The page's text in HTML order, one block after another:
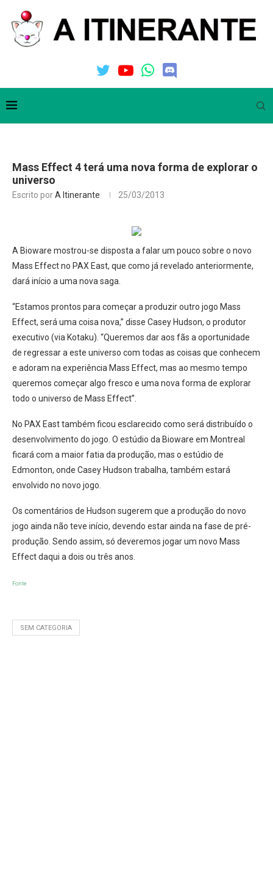
Mass Effect 4 terá uma nova forma de explorar o
universo
Escrito porA Itinerante 25/03/2013
A Bioware mostrou-se disposta a falar um pouco sobre o novo
Mass Effect no PAX East, que como já revelado anteriormente,
dará início a uma nova saga.
“Estamos prontos para começar a produzir outro jogo Mass
Effect, será uma coisa nova,” disse Casey Hudson, o produtor
executivo (via Kotaku). “Queremos dar aos fãs a oportunidade
de regressar a este universo com todas as coisas que conhecem
e adoram na experiência Mass Effect, mas ao mesmo tempo
queremos começar algo fresco e uma nova forma de explorar
todo o universo de Mass Effect”.
No PAX East também ficou esclarecido como será distribuído o
desenvolvimento do jogo. O estúdio da Bioware em Montreal
ficará com a maior fatia da produção, mas o estúdio de
Edmonton, onde Casey Hudson trabalha, também estará
envolvido no novo jogo.
Os comentários de Hudson sugerem que a produção do novo
jogo ainda não teve início, devendo estar ainda na fase de pré-
produção. Sendo assim, só deveremos jogar um novo Mass
Effect daqui a dois ou três anos.
Fonte
SEM CATEGORIA